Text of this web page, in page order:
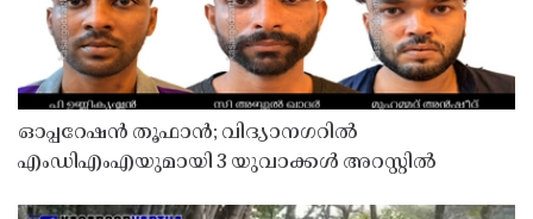
ഓപ്പറേഷൻ തൂഫാൻ; വിദ്യാനഗറിൽ
എംഡിഎംഎയുമായി 3 യുവാക്കൾ അറസ്റ്റിൽ